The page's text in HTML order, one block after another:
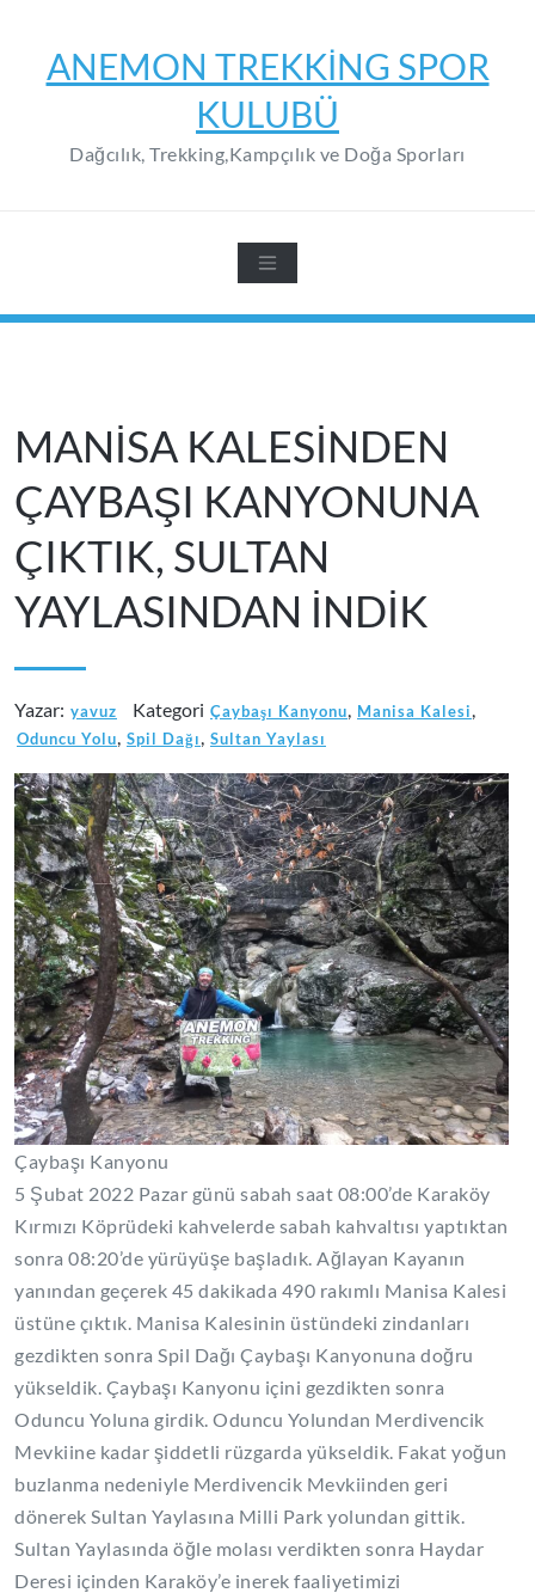
contentANEMON TREKKING SPOR
KULUBÜ
Dağcılık, Trekking,Kampçılık ve Doğa Sporları
MANİSA KALESİNDEN
ÇAYBAŞI KANYONUNA
ÇIKTIK, SULTAN
YAYLASINDAN İNDİK
Yazar: yavuz Kategori Çaybaşı Kanyonu, Manisa Kalesi,
Oduncu Yolu, Spil Dağı, Sultan Yaylası
Çaybaşı Kanyonu
5 Şubat 2022 Pazar günü sabah saat 08:00’de Karaköy
Kırmızı Köprüdeki kahvelerde sabah kahvaltısı yaptıktan
sonra 08:20’de yürüyüşe başladık. Ağlayan Kayanın
yanından geçerek 45 dakikada 490 rakımlı Manisa Kalesi
üstüne çıktık. Manisa Kalesinin üstündeki zindanları
gezdikten sonra Spil Dağı Çaybaşı Kanyonuna doğru
yükseldik. Çaybaşı Kanyonu içini gezdikten sonra
Oduncu Yoluna girdik. Oduncu Yolundan Merdivencik
Mevkiine kadar şiddetli rüzgarda yükseldik. Fakat yoğun
buzlanma nedeniyle Merdivencik Mevkiinden geri
dönerek Sultan Yaylasına Milli Park yolundan gittik.
Sultan Yaylasında öğle molası verdikten sonra Haydar
Deresi içinden Karaköy’e inerek faaliyetimizi